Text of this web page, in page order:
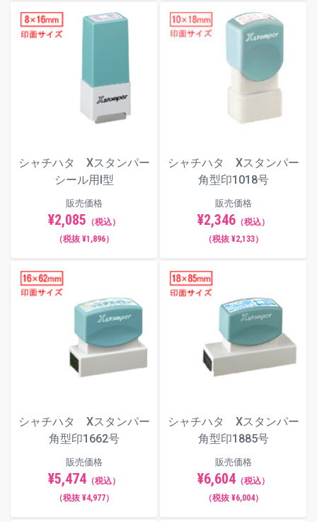
シャチハタ Xスタンパー
シール用I型
販売価格
¥2,085 （税込）
（税抜 ¥1,896）
シャチハタ Xスタンパー
角型印1018号
販売価格
¥2,346（税込）
（税抜 ¥2,133）
シャチハタ Xスタンパー
角型印1662号
販売価格
¥5,474（税込）
（税抜 ¥4,977）
シャチハタ Xスタンパー
角型印1885号
販売価格
¥6,604（税込）
（税抜 ¥6,004）